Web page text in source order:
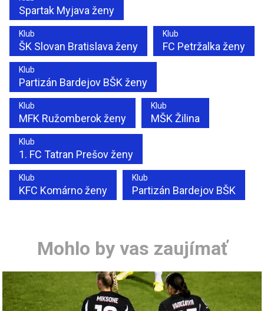
Spartak Myjava ženy
Klub
ŠK Slovan Bratislava ženy
Klub
FC Petržalka ženy
Klub
Partizán Bardejov BŠK ženy
Klub
MFK Ružomberok ženy
Klub
MŠK Žilina
Klub
1. FC Tatran Prešov ženy
Klub
KFC Komárno ženy
Klub
Partizán Bardejov BŠK
Mohlo by vas zaujímať